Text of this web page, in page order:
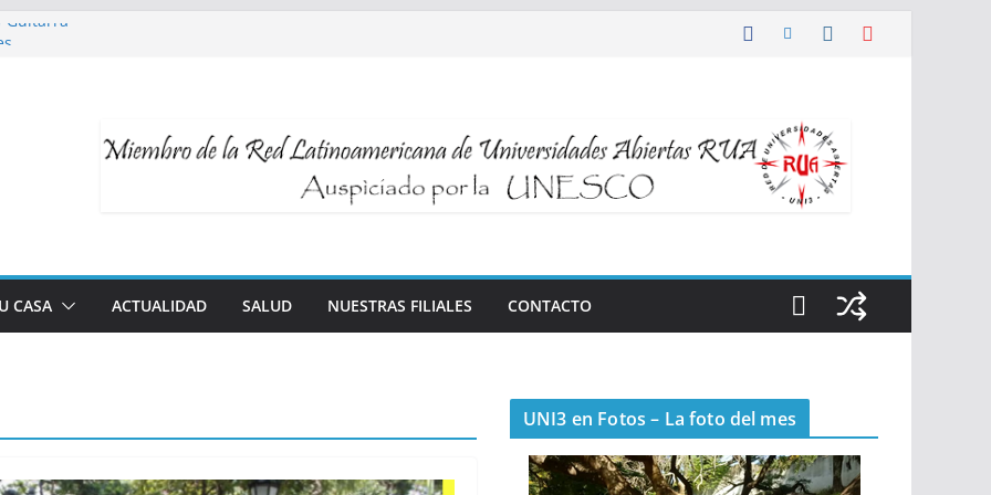
Guitarra
CASA ACTUALIDAD SALUD NUESTRAS FILIALES CONTACTO
UNI3 en Fotos – La foto del mes